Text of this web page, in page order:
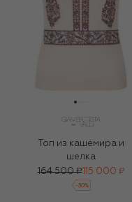
Топ из кашемира и
шелка
164 500 ₽115 000 ₽
-30%